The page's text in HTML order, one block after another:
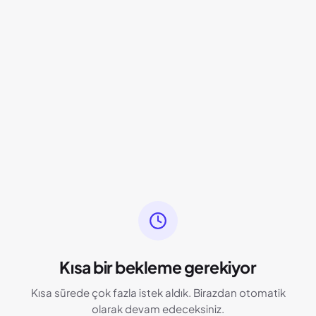
Kısa bir bekleme gerekiyor
Kısa sürede çok fazla istek aldık. Birazdan otomatik
olarak devam edeceksiniz.